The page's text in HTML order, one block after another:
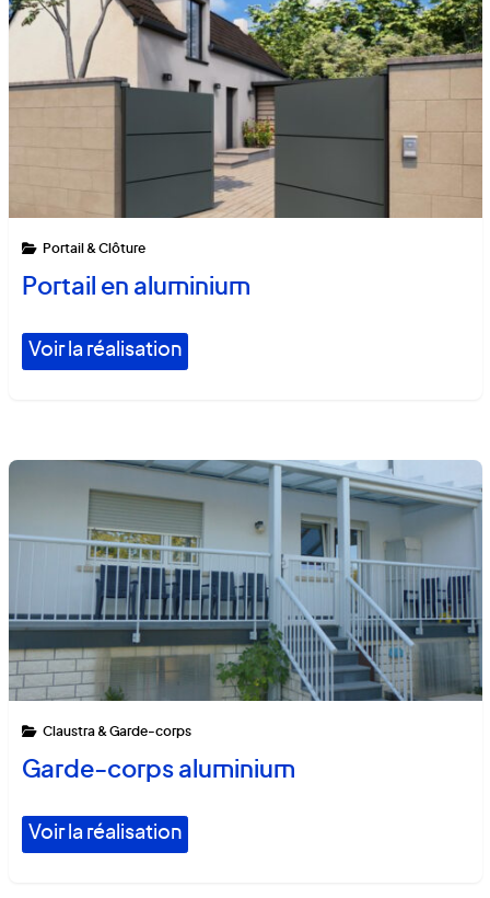
Portail & Clôture
Portail en aluminium
Voir la réalisation
Claustra & Garde-corps
Garde-corps aluminium
Voir la réalisation